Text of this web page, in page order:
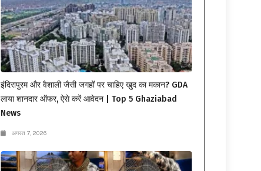
इंदिरापुरम और वैशाली जैसी जगहों पर चाहिए खुद का मकान? GDA
लाया शानदार ऑफर, ऐसे करें आवेदन | Top 5 Ghaziabad
News
अगस्त 7, 2026